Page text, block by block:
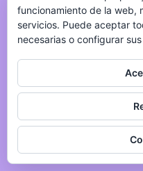
funcionamiento de la web,
servicios. Puede aceptar
necesarias o configurar